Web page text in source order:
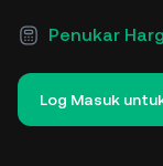
Penukar
Log Masuk